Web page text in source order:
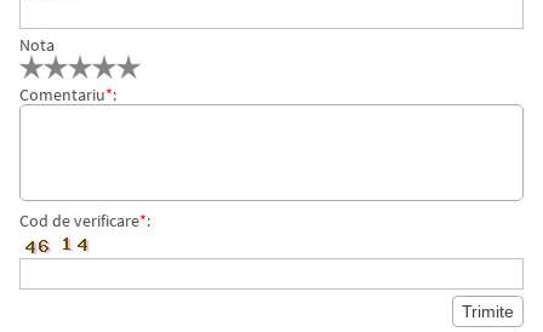
Nota
Comentariu*:
Cod de verificare*: